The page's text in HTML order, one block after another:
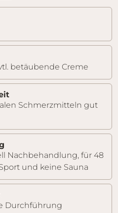
betäubende Creme
Schmerzmitteln gut
Nachbehandlung, für 48
und keine Sauna
Durchführung